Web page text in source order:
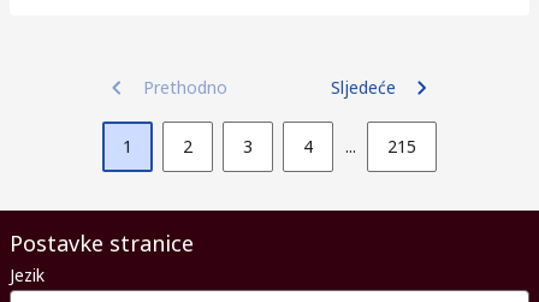
Prethodno Sljedeće
1 2 3 4 ... 215
Postavke stranice
Jezik